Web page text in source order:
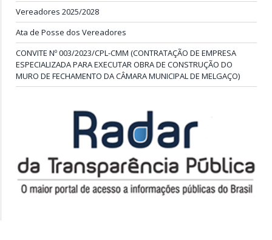
Vereadores 2025/2028
Ata de Posse dos Vereadores
CONVITE Nº 003/2023/CPL-CMM (CONTRATAÇÃO DE EMPRESA
ESPECIALIZADA PARA EXECUTAR OBRA DE CONSTRUÇÃO DO
MURO DE FECHAMENTO DA CÂMARA MUNICIPAL DE MELGAÇO)